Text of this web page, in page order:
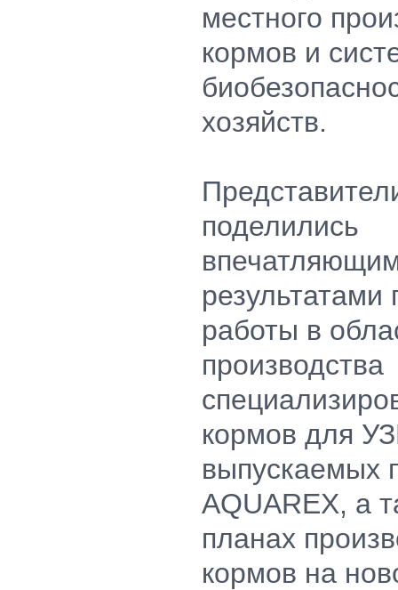
местного
кормов и
хозяйств.
поделились
работы в
производства
кормов для
выпускаемых
AQUAREX, а
планах
кормов на